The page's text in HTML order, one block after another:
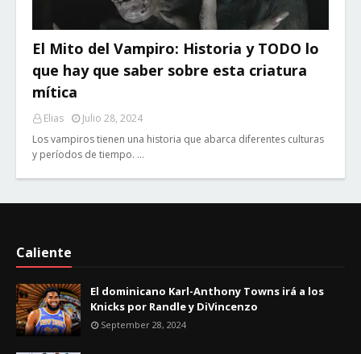
El Mito del Vampiro: Historia y TODO lo
que hay que saber sobre esta criatura
mítica
Elias
Julio 28, 2024
Los vampiros tienen una historia que abarca diferentes culturas
y períodos de tiempo. …
Caliente
El dominicano Karl-Anthony Towns irá a los
Knicks por Randle y DiVincenzo
September 28, 2024